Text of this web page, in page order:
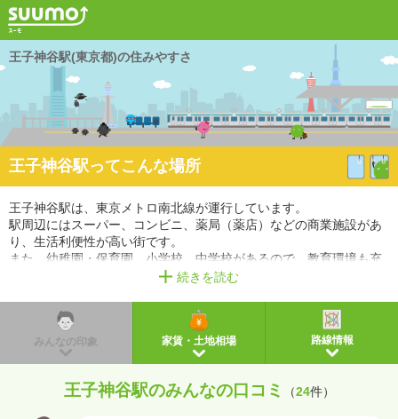
王子神谷駅(東京都)の住みやすさ
王子神谷駅ってこんな場所
王子神谷駅は、東京メトロ南北線が運行しています。
駅周辺にはスーパー、コンビニ、薬局（薬店）などの商業施設があ
り、生活利便性が高い街です。
また、幼稚園・保育園、小学校、中学校があるので、教育環境も充
※経路情報、所要時間情報は平日・日中の標準的な所要時間での乗り換え経路を採用していま
続きを読む
みんなの印象 家賃・土地相場 路線情報
王子神谷駅のみんなの口コミ （24件）